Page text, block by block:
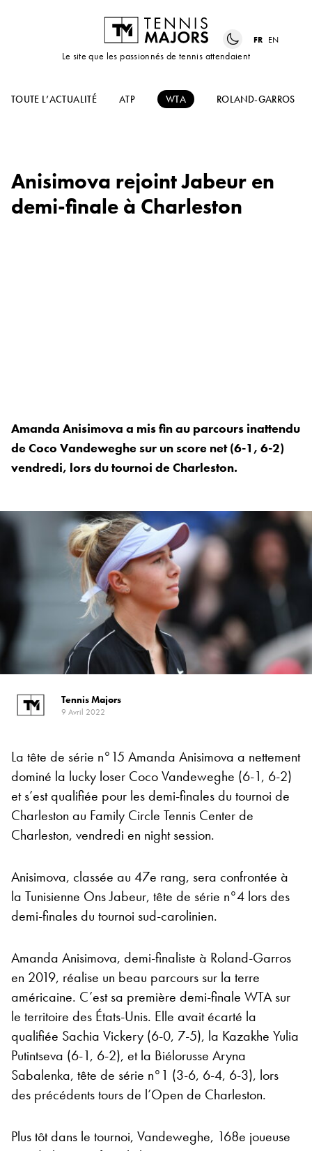
Le site que les passionnés de tennis attendaient
FR EN
TOUTE L’ACTUALITÉ ATP WTA ROLAND-GARROS
Anisimova rejoint Jabeur en
demi-finale à Charleston
Amanda Anisimova a mis fin au parcours inattendu
de Coco Vandeweghe sur un score net (6-1, 6-2)
vendredi, lors du tournoi de Charleston.
Tennis Majors
9 Avril 2022
La tête de série n°15 Amanda Anisimova a nettement
dominé la lucky loser Coco Vandeweghe (6-1, 6-2)
et s’est qualifiée pour les demi-finales du tournoi de
Charleston au Family Circle Tennis Center de
Charleston, vendredi en night session.
Anisimova, classée au 47e rang, sera confrontée à
la Tunisienne Ons Jabeur, tête de série n°4 lors des
demi-finales du tournoi sud-carolinien.
Amanda Anisimova, demi-finaliste à Roland-Garros
en 2019, réalise un beau parcours sur la terre
américaine. C’est sa première demi-finale WTA sur
le territoire des États-Unis. Elle avait écarté la
qualifiée Sachia Vickery (6-0, 7-5), la Kazakhe Yulia
Putintseva (6-1, 6-2), et la Biélorusse Aryna
Sabalenka, tête de série n°1 (3-6, 6-4, 6-3), lors
des précédents tours de l’Open de Charleston.
Plus tôt dans le tournoi, Vandeweghe, 168e joueuse